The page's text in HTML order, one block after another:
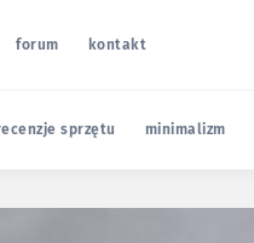
forum kontakt
sprzętu minimalizm